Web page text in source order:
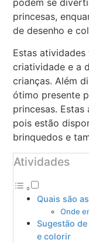
podem se
princesas,
de desenho e
Estas
criatividade e a
crianças. Além
ótimo presente
princesas.
pois estão
brinquedos e
Atividades
Quais são
Onde
Sugestão
e colorir